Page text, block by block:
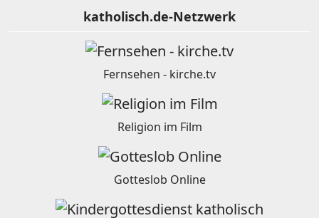
katholisch.de-Netzwerk
Fernsehen - kirche.tv
Religion im Film
Gotteslob Online